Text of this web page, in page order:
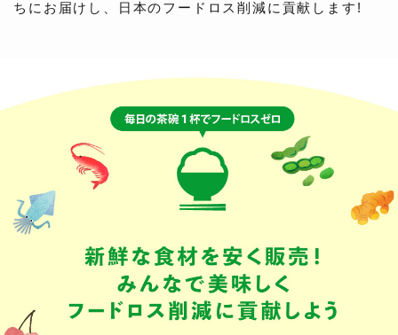
ちにお届けし、日本のフードロス削減に貢献します!